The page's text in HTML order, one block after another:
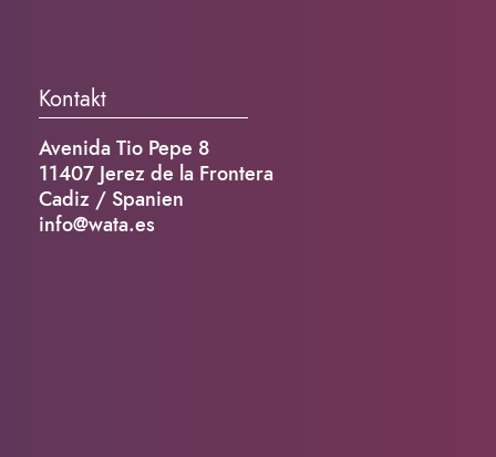
Kontakt
Avenida Tio Pepe 8
11407 Jerez de la Frontera
Cadiz / Spanien
info@wata.es